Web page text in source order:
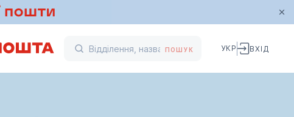
ПОШУК УКР ВХІД